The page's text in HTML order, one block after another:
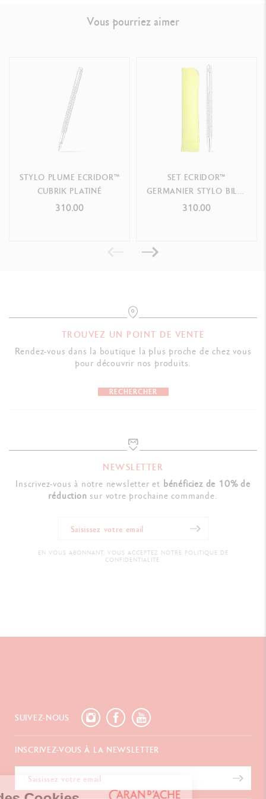
Swiss Made
RÉFÉRENCE DU PRODUIT
Vous pourriez aimer
STYLO PLUME ECRIDOR™
CUBRIK PLATINÉ
310.00
SET ECRIDOR™
GERMANIER STYLO BILLE
PLATINÉ ET ÉTUI EN CUIR
310.00
TROUVEZ UN POINT DE VENTE
Rendez-vous dans la boutique la plus proche de chez vous
pour découvrir nos produits.
RECHERCHER
NEWSLETTER
Inscrivez-vous à notre newsletter et bénéficiez de 10% de
réduction sur votre prochaine commande.
EN VOUS ABONNANT, VOUS ACCEPTEZ NOTRE POLITIQUE DE
CONFIDENTIALITÉ.
SUIVEZ-NOUS
INSCRIVEZ-VOUS À LA NEWSLETTER